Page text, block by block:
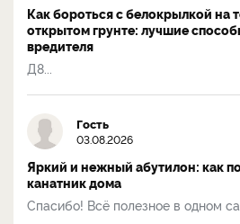
Как бороться с белокрылкой на
открытом грунте: лучшие
вредителя
Д8...
Гость
03.08.2026
Яркий и нежный абутилон: как
канатник дома
Спасибо! Всё полезное в одном